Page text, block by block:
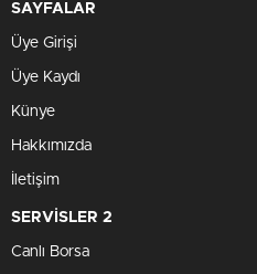
SAYFALAR
Üye Girişi
Üye Kaydı
Künye
Hakkımızda
İletişim
SERVİSLER 2
Canlı Borsa